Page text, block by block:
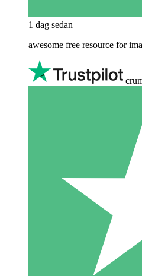
1 dag sedan
awesome free resource for